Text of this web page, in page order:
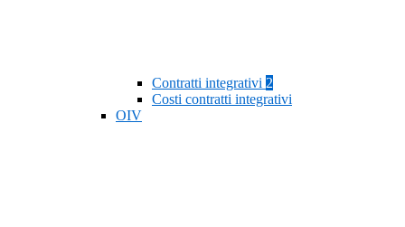
Contratti integrativi 2
Costi contratti integrativi
OIV